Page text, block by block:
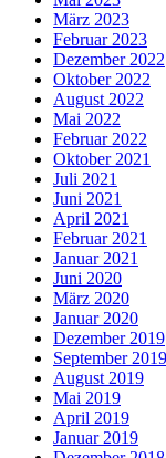
März 2023
Februar 2023
Dezember 2022
Oktober 2022
August 2022
Mai 2022
Februar 2022
Oktober 2021
Juli 2021
Juni 2021
April 2021
Februar 2021
Januar 2021
Juni 2020
März 2020
Januar 2020
Dezember 2019
September 2019
August 2019
Mai 2019
April 2019
Januar 2019